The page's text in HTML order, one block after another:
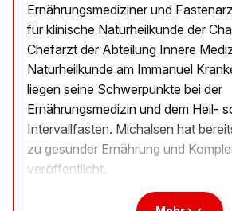
Ernährungsmediziner und
für klinische Naturheilkunde der
Chefarzt der Abteilung Innere
Naturheilkunde am Immanuel
liegen seine Schwerpunkte bei der
Ernährungsmedizin und dem Heil-
Intervallfasten. Michalsen hat
zu gesunder Ernährung und
veröffentlicht.